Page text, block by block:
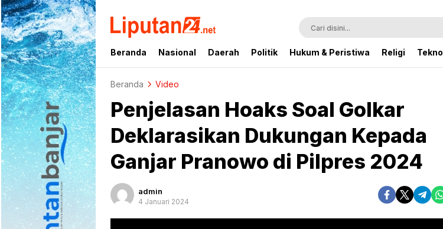
liputan24.net
Beranda Nasional Daerah Politik Hukum & Peristiwa Religi Tekno
Beranda Video
Penjelasan Hoaks Soal Golkar
Deklarasikan Dukungan Kepada
Ganjar Pranowo di Pilpres 2024
admin
4 Januari 2024